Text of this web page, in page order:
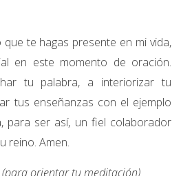
que te hagas presente en mi vida,
en este momento de oración.
tu palabra, a interiorizar tu
tus enseñanzas con el ejemplo
para ser así, un fiel colaborador
reino. Amen.
(para orientar tu meditación)